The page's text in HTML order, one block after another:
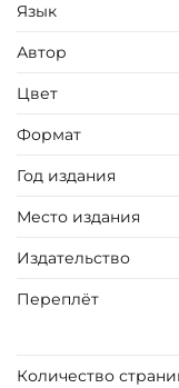
читательские
Художник — В. К.
Язык
Автор
Цвет
Формат
Год издания
Место издания
Издательство
Переплёт
Количество